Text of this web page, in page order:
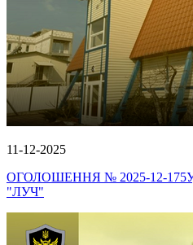
11-12-2025
ОГОЛОШЕННЯ № 2025-12-
"ЛУЧ"